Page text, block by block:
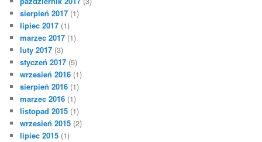
sierpień 2017 (1)
lipiec 2017 (1)
marzec 2017 (1)
luty 2017 (3)
styczeń 2017 (5)
wrzesień 2016 (1)
sierpień 2016 (1)
marzec 2016 (1)
listopad 2015 (1)
wrzesień 2015 (2)
lipiec 2015 (1)